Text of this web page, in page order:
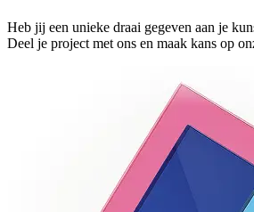
Heb jij een unieke draai gegeven aan je
Deel je project met ons en maak kans op